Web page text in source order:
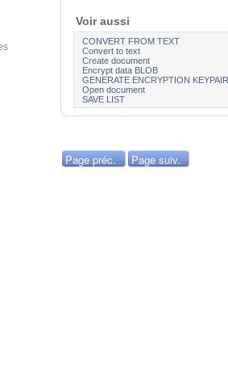
Voir aussi
CONVERT FROM TEXT
Convert to text
Create document
Encrypt data BLOB
GENERATE ENCRYPTION KEYPAIR
Open document
SAVE LIST
Page préc. Page suiv.